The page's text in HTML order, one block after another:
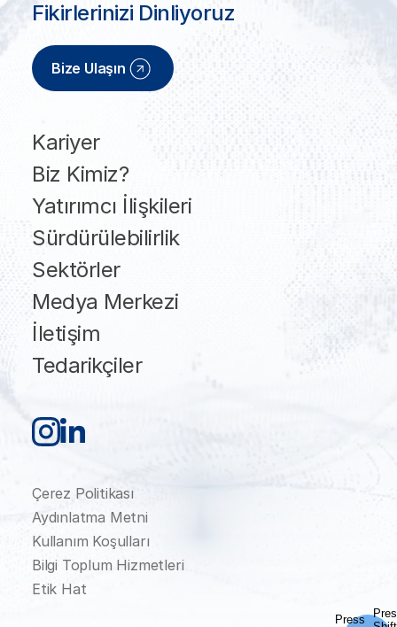
Kariyer
Biz Kimiz?
Yatırımcı İlişkileri
Sürdürülebilirlik
Sektörler
Medya Merkezi
İletişim
Tedarikçiler
Fikirlerinizi Dinliyoruz
Bize Ulaşın
Çerez Politikası
Aydınlatma Metni
Kullanım Koşulları
Bilgi Toplum Hizmetleri
Etik Hat